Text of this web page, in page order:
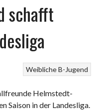
schafft
Weibliche B-Jugend
Helmstedt-
Saison in der Landesliga.